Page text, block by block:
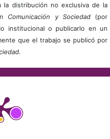
la distribución no exclusiva de la
Comunicación y Sociedad(por
institucional o publicarlo en un
que el trabajo se publicó por
.